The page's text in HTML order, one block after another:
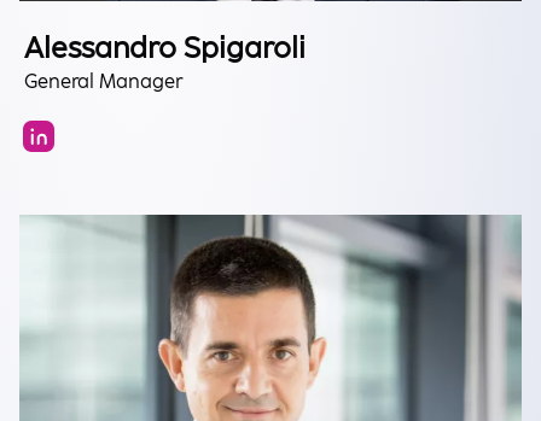
Alessandro Spigaroli
General Manager